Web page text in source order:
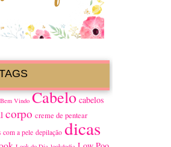
Bem Vindo Cabelo cabelos
corpo creme de pentear
com a pele depilação dicas